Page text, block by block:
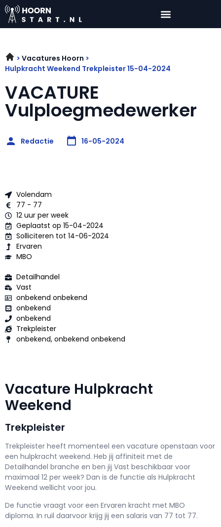
Vacatures Hoorn
Hulpkracht Weekend Trekpleister 15-04-2024
VACATURE
Vulploegmedewerker
Redactie 16-05-2024
Volendam
77 - 77
12 uur per week
Geplaatst op 15-04-2024
Solliciteren tot 14-06-2024
Ervaren
MBO
Detailhandel
Vast
onbekend onbekend
onbekend
onbekend
Trekpleister
onbekend, onbekend onbekend
Vacature Hulpkracht
Weekend
Trekpleister
Trekpleister heeft momenteel een vacature openstaan voor
een hulpkracht weekend. Heb jij affiniteit met de
Detailhandel branche en ben jij Vast beschikbaar voor
maximaal 12 per week? Dan is de functie als Hulpkracht
Weekend wellicht voor jou.
De functie vraagt voor een Ervaren kracht met MBO
diploma. In ruil daarvoor krijg jij een salaris van 77 tot 77.